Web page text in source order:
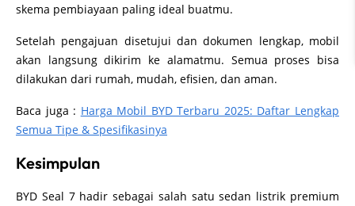
skema pembiayaan paling ideal buatmu.
Setelah pengajuan disetujui dan dokumen lengkap, mobil
akan langsung dikirim ke alamatmu. Semua proses bisa
dilakukan dari rumah, mudah, efisien, dan aman.
Baca juga : Harga Mobil BYD Terbaru 2025: Daftar Lengkap
Semua Tipe & Spesifikasinya
Kesimpulan
BYD Seal 7 hadir sebagai salah satu sedan listrik premium